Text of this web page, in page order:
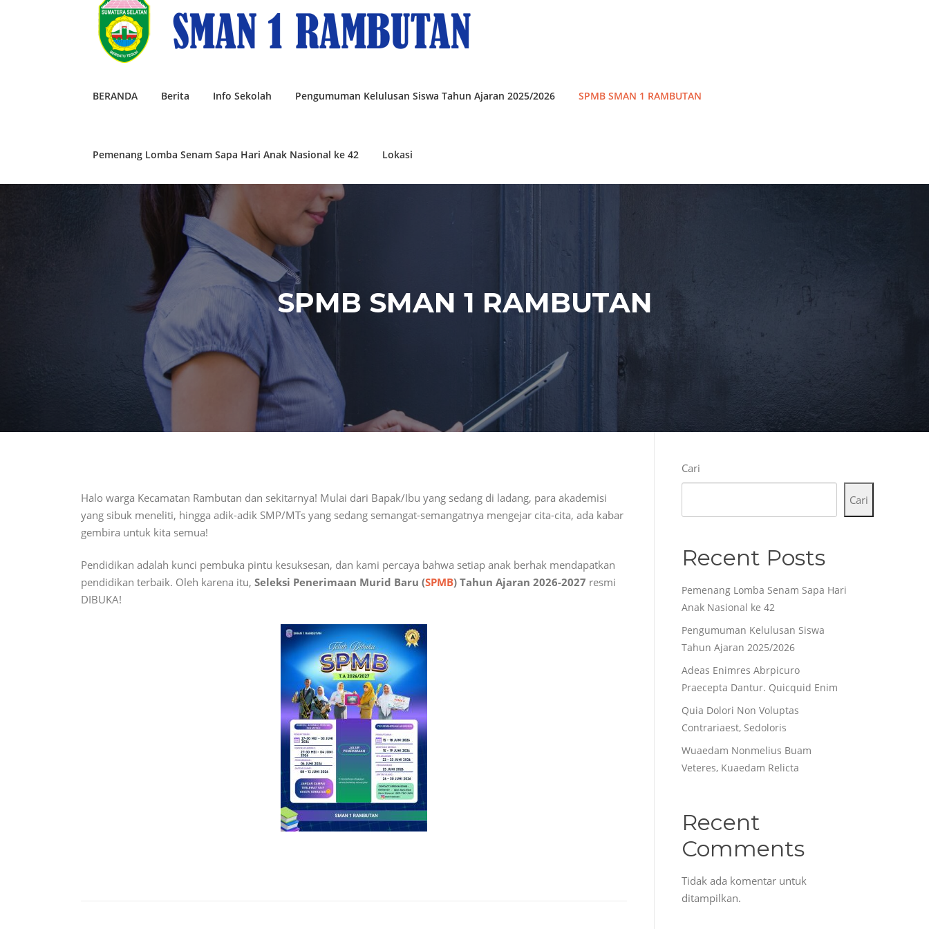
BERANDA Berita Info Sekolah Pengumuman Kelulusan Siswa Tahun Ajaran 2025/2026 SPMB SMAN 1 RAMBUTAN
Pemenang Lomba Senam Sapa Hari Anak Nasional ke 42 Lokasi
SPMB SMAN 1 RAMBUTAN
Halo warga Kecamatan Rambutan dan sekitarnya! Mulai dari Bapak/Ibu yang sedang di ladang, para akademisi
yang sibuk meneliti, hingga adik-adik SMP/MTs yang sedang semangat-semangatnya mengejar cita-cita, ada kabar
gembira untuk kita semua!
Pendidikan adalah kunci pembuka pintu kesuksesan, dan kami percaya bahwa setiap anak berhak mendapatkan
pendidikan terbaik. Oleh karena itu, Seleksi Penerimaan Murid Baru (SPMB) Tahun Ajaran 2026-2027 resmi
DIBUKA!
Cari
Cari
Recent Posts
Pemenang Lomba Senam Sapa Hari
Anak Nasional ke 42
Pengumuman Kelulusan Siswa
Tahun Ajaran 2025/2026
Adeas Enimres Abrpicuro
Praecepta Dantur. Quicquid Enim
Quia Dolori Non Voluptas
Contrariaest, Sedoloris
Wuaedam Nonmelius Buam
Veteres, Kuaedam Relicta
Recent
Comments
Tidak ada komentar untuk
ditampilkan.